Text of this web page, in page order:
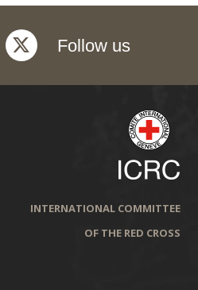
Follow us
twitter
INTERNATIONAL COMMITTEE
OF THE RED CROSS